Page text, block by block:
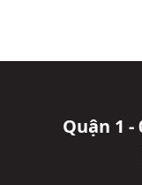
Quận 1 -